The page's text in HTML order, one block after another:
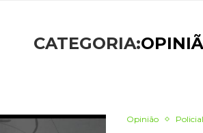
CATEGORIA:
Opinião Policial